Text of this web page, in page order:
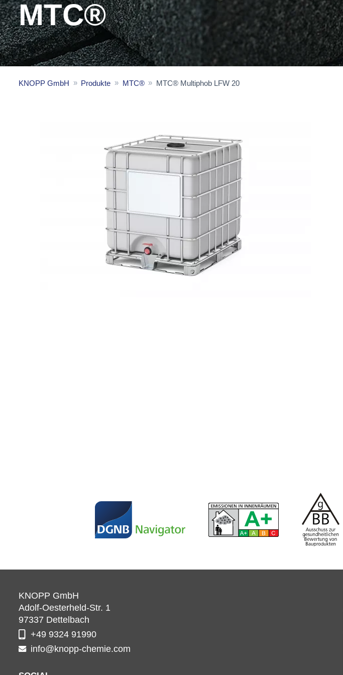
MTC®
KNOPP GmbH Produkte MTC® MTC® Multiphob LFW 20
KNOPP GmbH
Adolf-Oesterheld-Str. 1
97337 Dettelbach
+49 9324 91990
info@knopp-chemie.com